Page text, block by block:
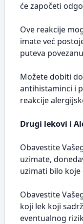
će započeti
Ove reakcije
imate već
puteva
Možete dobiti
antihistaminci i
reakcije
Drugi lekovi i
Obavestite
uzimate,
uzimati bilo koje
Obavestite
koji lek koji
eventualnog